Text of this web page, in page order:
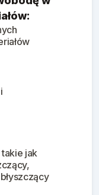
jak